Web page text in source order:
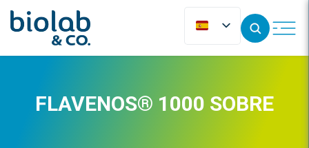
FLAVENOS® 1000 SOBRE